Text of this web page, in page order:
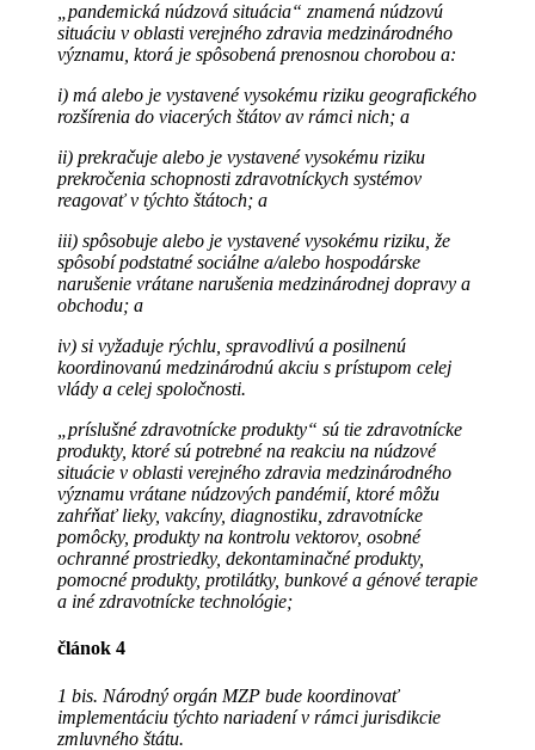
„pandemická núdzová situácia“ znamená núdzovú
situáciu v oblasti verejného zdravia medzinárodného
významu, ktorá je spôsobená prenosnou chorobou a:
i) má alebo je vystavené vysokému riziku geografického
rozšírenia do viacerých štátov av rámci nich; a
ii) prekračuje alebo je vystavené vysokému riziku
prekročenia schopnosti zdravotníckych systémov
reagovať v týchto štátoch; a
iii) spôsobuje alebo je vystavené vysokému riziku, že
spôsobí podstatné sociálne a/alebo hospodárske
narušenie vrátane narušenia medzinárodnej dopravy a
obchodu; a
iv) si vyžaduje rýchlu, spravodlivú a posilnenú
koordinovanú medzinárodnú akciu s prístupom celej
vlády a celej spoločnosti.
„príslušné zdravotnícke produkty“ sú tie zdravotnícke
produkty, ktoré sú potrebné na reakciu na núdzové
situácie v oblasti verejného zdravia medzinárodného
významu vrátane núdzových pandémií, ktoré môžu
zahŕňať lieky, vakcíny, diagnostiku, zdravotnícke
pomôcky, produkty na kontrolu vektorov, osobné
ochranné prostriedky, dekontaminačné produkty,
pomocné produkty, protilátky, bunkové a génové terapie
a iné zdravotnícke technológie;
článok 4
1 bis. Národný orgán MZP bude koordinovať
implementáciu týchto nariadení v rámci jurisdikcie
zmluvného štátu.